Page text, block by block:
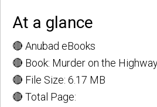
At a glance
🔴 Anubad eBooks
🔴 Book: Murder on the
🔴 File Size: 6.17 MB
🔴 Total Page: